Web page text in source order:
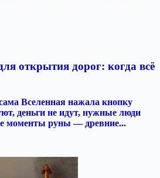
открытия дорог: когда всё
Вселенная нажала кнопку
деньги не идут, нужные люди
моменты руны — древние...